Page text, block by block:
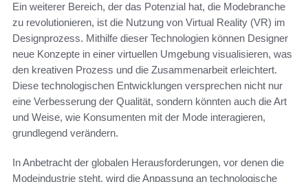
Ein weiterer Bereich, der das Potenzial hat, die Modebranche
zu revolutionieren, ist die Nutzung von Virtual Reality (VR) im
Designprozess. Mithilfe dieser Technologien können Designer
neue Konzepte in einer virtuellen Umgebung visualisieren, was
den kreativen Prozess und die Zusammenarbeit erleichtert.
Diese technologischen Entwicklungen versprechen nicht nur
eine Verbesserung der Qualität, sondern könnten auch die Art
und Weise, wie Konsumenten mit der Mode interagieren,
grundlegend verändern.
In Anbetracht der globalen Herausforderungen, vor denen die
Modeindustrie steht, wird die Anpassung an technologische